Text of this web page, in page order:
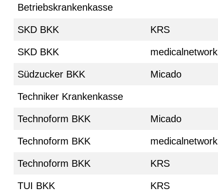
Betriebskrankenkasse
SKD BKK KRS
SKD BKK
Südzucker BKK Micado
Techniker Krankenkasse
Technoform BKK Micado
Technoform BKK
Technoform BKK KRS
TUI BKK KRS